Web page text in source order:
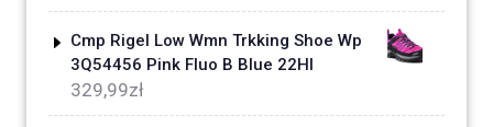
Cmp Rigel Low Wmn Trkking Shoe Wp
3Q54456 Pink Fluo B Blue 22Hl
329,99zł